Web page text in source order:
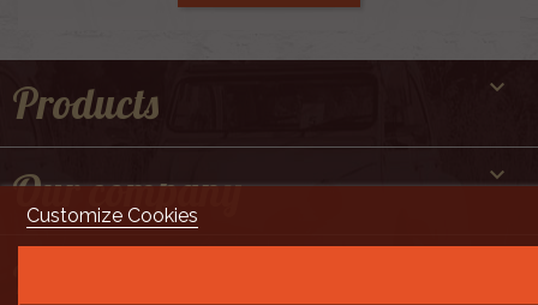
Products 
Our company 
Customize Cookies